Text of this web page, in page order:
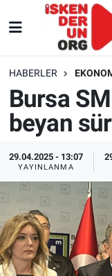
HABERLER
Bursa
beyan
29.04.2025 - 13:07
YAYINLANMA